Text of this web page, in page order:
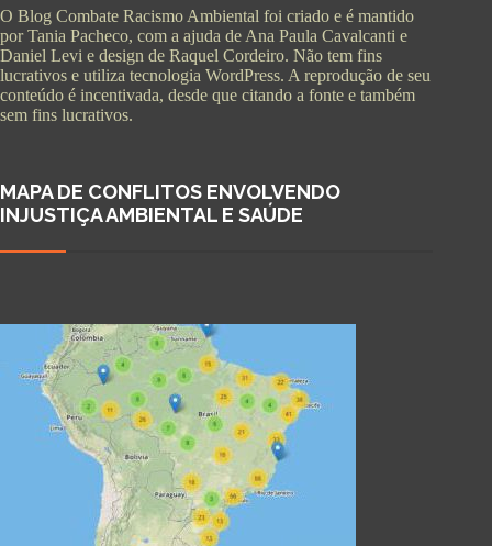
O Blog Combate Racismo Ambiental foi criado e é mantido
por Tania Pacheco, com a ajuda de Ana Paula Cavalcanti e
Daniel Levi e design de Raquel Cordeiro. Não tem fins
lucrativos e utiliza tecnologia WordPress. A reprodução de seu
conteúdo é incentivada, desde que citando a fonte e também
sem fins lucrativos.
MAPA DE CONFLITOS ENVOLVENDO
INJUSTIÇA AMBIENTAL E SAÚDE